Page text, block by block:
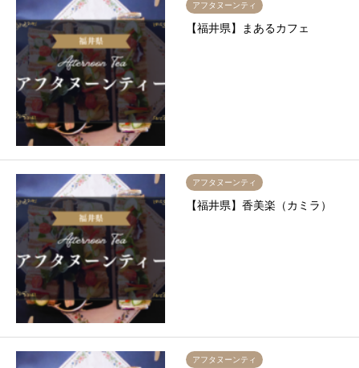
アフタヌーンティ
【福井県】まあるカフェ
アフタヌーンティ
【福井県】香美楽（カミラ）
アフタヌーンティ